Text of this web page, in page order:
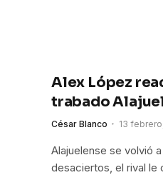
Alex López
trabado
César Blanco 13
Alajuelense se volvió
desaciertos, el rival le